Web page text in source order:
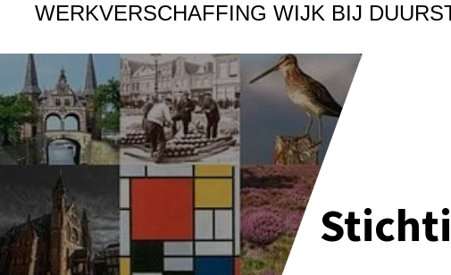
WERKVERSCHAFFING WIJK BIJ